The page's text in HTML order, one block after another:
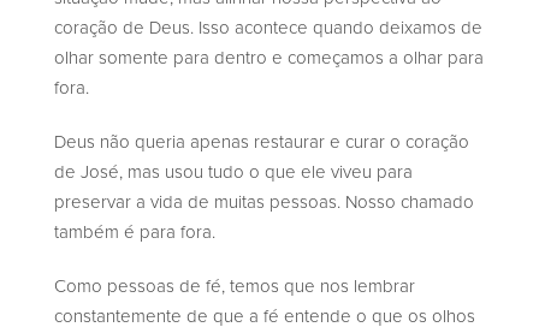
coração de Deus. Isso acontece quando deixamos de
olhar somente para dentro e começamos a olhar para
fora.
Deus não queria apenas restaurar e curar o coração
de José, mas usou tudo o que ele viveu para
preservar a vida de muitas pessoas. Nosso chamado
também é para fora.
Como pessoas de fé, temos que nos lembrar
constantemente de que a fé entende o que os olhos